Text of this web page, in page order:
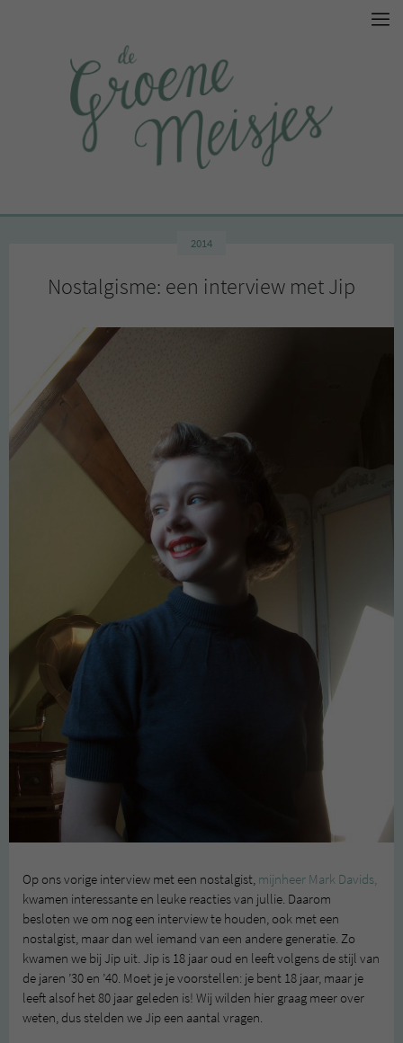
2014
Nostalgisme: een interview met Jip
Op ons vorige interview met een nostalgist, mijnheer Mark Davids,
kwamen interessante en leuke reacties van jullie. Daarom
besloten we om nog een interview te houden, ook met een
nostalgist, maar dan wel iemand van een andere generatie. Zo
kwamen we bij Jip uit. Jip is 18 jaar oud en leeft volgens de stijl van
de jaren ’30 en ’40. Moet je je voorstellen: je bent 18 jaar, maar je
leeft alsof het 80 jaar geleden is! Wij wilden hier graag meer over
weten, dus stelden we Jip een aantal vragen.